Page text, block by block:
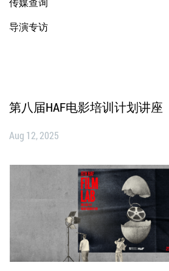
导演专访
第八届HAF电影培训计划讲座
Aug 12, 2025